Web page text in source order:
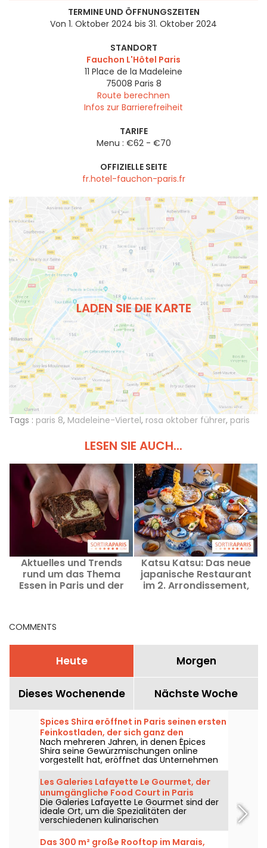
TERMINE UND ÖFFNUNGSZEITEN
Von 1. Oktober 2024 bis 31. Oktober 2024
STANDORT
Fauchon L'Hôtel Paris
11 Place de la Madeleine
75008 Paris 8
Route berechnen
Infos zur Barrierefreiheit
TARIFE
Menu : €62 - €70
OFFIZIELLE SEITE
fr.hotel-fauchon-paris.fr
LADEN SIE DIE KARTE
Tags : paris 8, Madeleine-Viertel, rosa oktober führer, paris
LESEN SIE AUCH...
Aktuelles und Trends
rund um das Thema
Essen in Paris und der
Katsu Katsu: Das neue
japanische Restaurant
im 2. Arrondissement,
COMMENTS
Heute Morgen
Dieses Wochenende Nächste Woche
Spices Shira eröffnet in Paris seinen ersten
Feinkostladen, der sich ganz den
Gewürzen und der mediterranen Küche
widmet.
Nach mehreren Jahren, in denen Épices
Shira seine Gewürzmischungen online
vorgestellt hat, eröffnet das Unternehmen
seine erste stationäre Filiale in Paris. Ab
September 2026 wird die Marke den Marché
Saint-Martin im 10. Arrondissement beziehen
– mit einem Feinkostladen, einem Angebot
mediterraner Gerichte zum Mitnehmen und
einer Auswahl feiner Produkte aus aller Welt.
Les Galeries Lafayette Le Gourmet, der
unumgängliche Food Court in Paris
Haussmann
Die Galeries Lafayette Le Gourmet sind der
ideale Ort, um die Spezialitäten der
verschiedenen kulinarischen
Aushängeschilder der Hauptstadt zu
entdecken. Eine gute Nachricht für
Das 300 m² große Rooftop im Marais,